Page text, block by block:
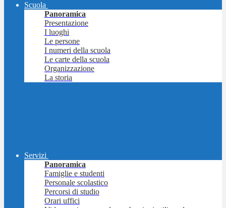
Scuola
Panoramica
Presentazione
I luoghi
Le persone
I numeri della scuola
Le carte della scuola
Organizzazione
La storia
Servizi
Panoramica
Famiglie e studenti
Personale scolastico
Percorsi di studio
Orari uffici